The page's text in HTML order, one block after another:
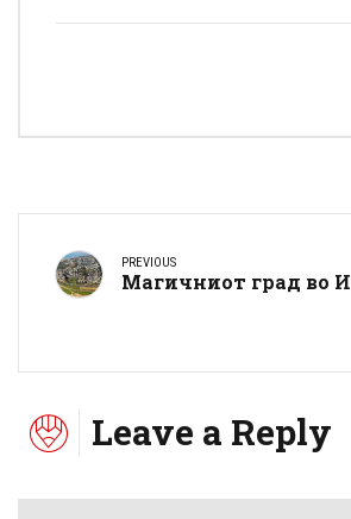
PREVIOUS
Магичниот град во
Leave a Reply